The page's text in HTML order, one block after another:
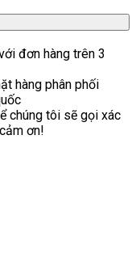
đơn hàng trên 3
hàng phân phối
chúng tôi sẽ gọi xác
ơn!